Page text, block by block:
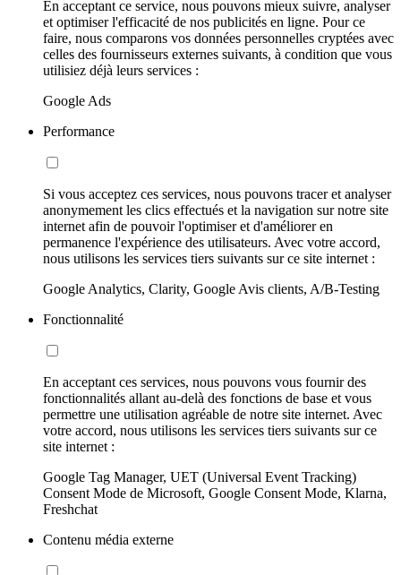
En acceptant ce service, nous pouvons mieux suivre, analyser
et optimiser l'efficacité de nos publicités en ligne. Pour ce
faire, nous comparons vos données personnelles cryptées avec
celles des fournisseurs externes suivants, à condition que vous
utilisiez déjà leurs services :
Google Ads
Performance
Si vous acceptez ces services, nous pouvons tracer et analyser
anonymement les clics effectués et la navigation sur notre site
internet afin de pouvoir l'optimiser et d'améliorer en
permanence l'expérience des utilisateurs. Avec votre accord,
nous utilisons les services tiers suivants sur ce site internet :
Google Analytics, Clarity, Google Avis clients, A/B-Testing
Fonctionnalité
En acceptant ces services, nous pouvons vous fournir des
fonctionnalités allant au-delà des fonctions de base et vous
permettre une utilisation agréable de notre site internet. Avec
votre accord, nous utilisons les services tiers suivants sur ce
site internet :
Google Tag Manager, UET (Universal Event Tracking)
Consent Mode de Microsoft, Google Consent Mode, Klarna,
Freshchat
Contenu média externe